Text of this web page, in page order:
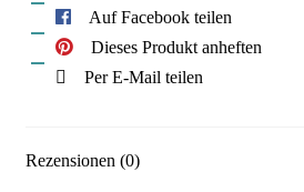
Auf Facebook teilen
Dieses Produkt anheften
Per E-Mail teilen
Rezensionen (0)